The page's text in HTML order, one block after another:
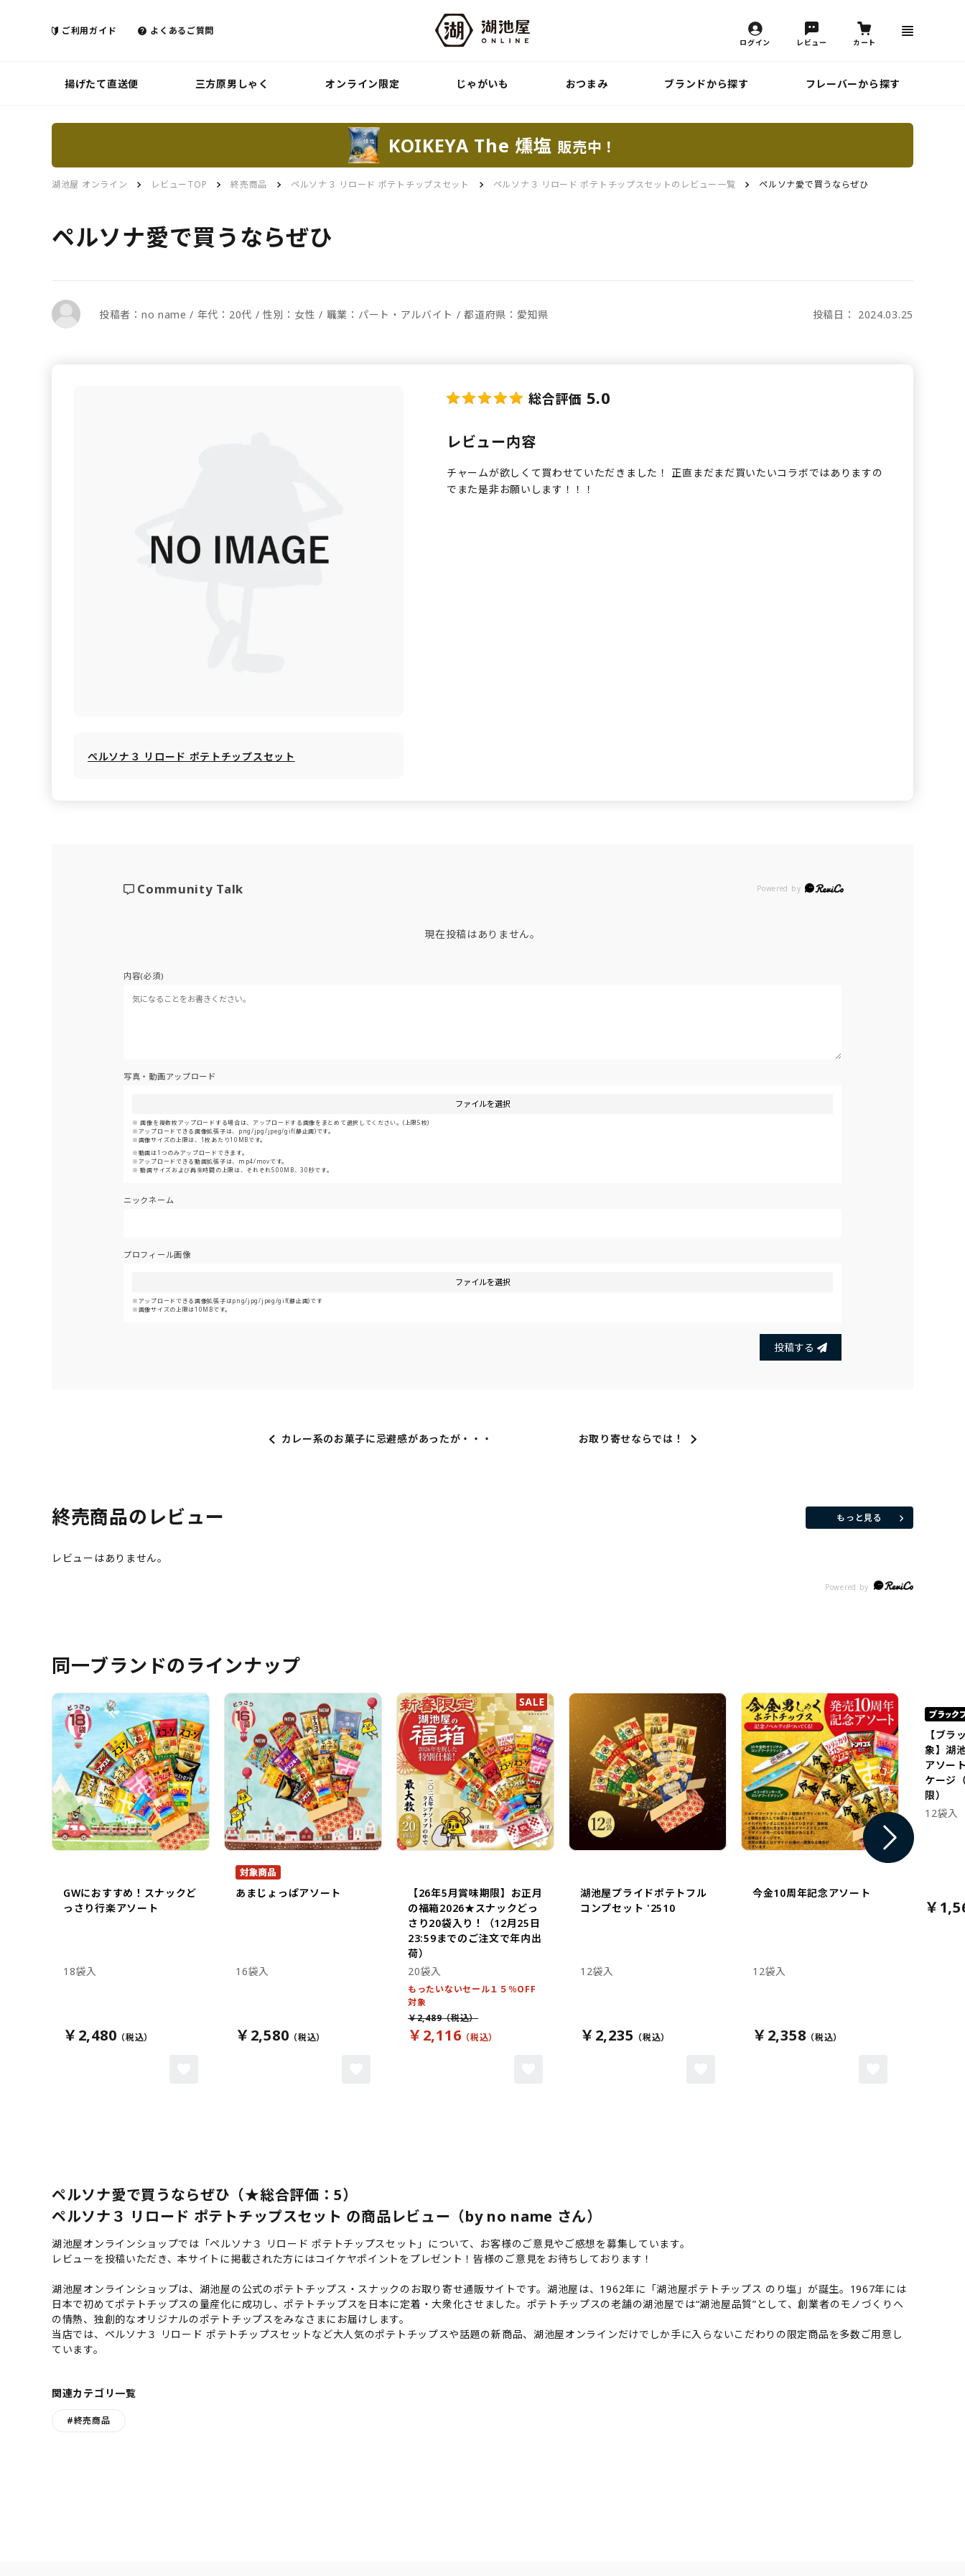
ご利用ガイド よくあるご質問
ログイン レビュー カート
揚げたて直送便 三方原男しゃく オンライン限定 じゃがいも おつまみ ブランドから探す フレーバーから探す
KOIKEYA The 燻塩 販売中！
湖池屋 オンライン レビューTOP 終売商品 ペルソナ３ リロード ポテトチップスセット ペルソナ３ リロード ポテトチップスセットのレビュー一覧 ペルソナ愛で買うならぜひ
ペルソナ愛で買うならぜひ
投稿者：no name / 年代：20代 / 性別：女性 / 職業：パート・アルバイト / 都道府県：愛知県 投稿日： 2024.03.25
ペルソナ３ リロード ポテトチップスセット
総合評価 5.0
レビュー内容
チャームが欲しくて買わせていただきました！ 正直まだまだ買いたいコラボではありますの
でまた是非お願いします！！！
Powered by
Community Talk
現在投稿はありません。
内容(必須)
写真・動画アップロード
ファイルを選択
画像を複数枚アップロードする場合は、アップロードする画像をまとめて選択してください。(上限5枚)
アップロードできる画像拡張子は、png/jpg/jpeg/gif(静止画)です。
画像サイズの上限は、1枚あたり10MBです。
動画は1つのみアップロードできます。
アップロードできる動画拡張子は、mp4/movです。
動画サイズおよび再生時間の上限は、それぞれ500MB、30秒です。
ニックネーム
プロフィール画像
ファイルを選択
アップロードできる画像拡張子はpng/jpg/jpeg/gif(静止画)です
画像サイズの上限は10MBです。
投稿する
カレー系のお菓子に忌避感があったが・・・ お取り寄せならでは！
終売商品のレビュー もっと見る
同一ブランドのラインナップ
GWにおすすめ！スナックど
っさり行楽アソート
18袋入
￥2,480
あまじょっぱアソート
16袋入
￥2,580
【26年5月賞味期限】お正月
の福箱2026★スナックどっ
さり20袋入り！（12月25日
23:59までのご注文で年内出
荷）
20袋入
もったいないセール１５％OFF
対象
￥2,116
￥2,489
湖池屋プライドポテトフル
コンプセット '2510
12袋入
￥2,235
今金10周年記念アソート
12袋入
￥2,358
【ブラ
象】湖
アソー
ケージ
限）
12袋入
￥
ペルソナ愛で買うならぜひ（★総合評価：5）
ペルソナ３ リロード ポテトチップスセット の商品レビュー（by no name さん）
湖池屋オンラインショップでは「ペルソナ３ リロード ポテトチップスセット」について、お客様のご意見やご感想を募集しています。
レビューを投稿いただき、本サイトに掲載された方にはコイケヤポイントをプレゼント！皆様のご意見をお待ちしております！
湖池屋オンラインショップは、湖池屋の公式のポテトチップス・スナックのお取り寄せ通販サイトです。湖池屋は、1962年に「湖池屋ポテトチップス のり塩」が誕生。1967年には
日本で初めてポテトチップスの量産化に成功し、ポテトチップスを日本に定着・大衆化させました。ポテトチップスの老舗の湖池屋では“湖池屋品質”として、創業者のモノづくりへ
の情熱、独創的なオリジナルのポテトチップスをみなさまにお届けします。
当店では、ペルソナ３ リロード ポテトチップスセットなど大人気のポテトチップスや話題の新商品、湖池屋オンラインだけでしか手に入らないこだわりの限定商品を多数ご用意し
ています。
関連カテゴリ一覧
#終売商品